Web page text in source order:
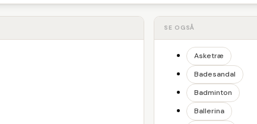
SE OGSÅ
Asketræ
Badesandal
Badminton
Ballerina